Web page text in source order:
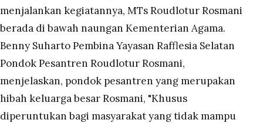
menjalankan kegiatannya, MTs Roudlotur Rosmani
berada di bawah naungan Kementerian Agama.
Benny Suharto Pembina Yayasan Rafflesia Selatan
Pondok Pesantren Roudlotur Rosmani,
menjelaskan, pondok pesantren yang merupakan
hibah keluarga besar Rosmani, "Khusus
diperuntukan bagi masyarakat yang tidak mampu